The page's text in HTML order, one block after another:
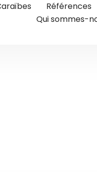
Références
Qui sommes-